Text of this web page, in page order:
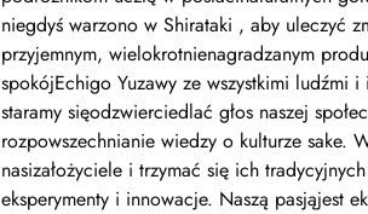
niegdyś warzono w Shirataki , aby uleczyć
przyjemnym, wielokrotnienagradzanym
spokójEchigo Yuzawy ze wszystkimi ludźmi
staramy sięodzwierciedlać głos naszej
rozpowszechnianie wiedzy o kulturze sake.
nasizałożyciele i trzymać się ich
eksperymenty i innowacje. Naszą pasjąjest